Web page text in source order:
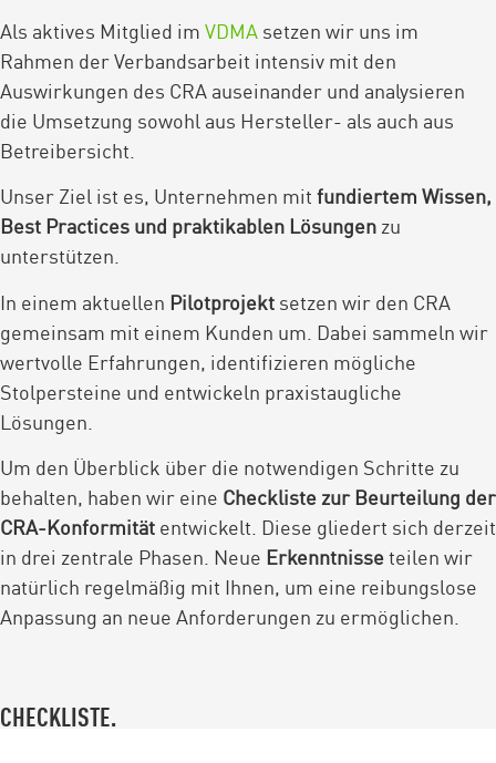
Als aktives Mitglied imVDMAsetzen wir uns im
Rahmen der Verbandsarbeit intensiv mit den
Auswirkungen des CRA auseinander und analysieren
die Umsetzung sowohl aus Hersteller- als auch aus
Betreibersicht.
Unser Ziel ist es, Unternehmen mitfundiertem Wissen,
Best Practices und praktikablen Lösungenzu
unterstützen.
In einem aktuellen Pilotprojektsetzen wir den CRA
gemeinsam mit einem Kunden um. Dabei sammeln wir
wertvolle Erfahrungen, identifizieren mögliche
Stolpersteine und entwickeln praxistaugliche
Lösungen.
Um den Überblick über die notwendigen Schritte zu
behalten, haben wir eine Checkliste zur Beurteilung der
CRA-Konformitätentwickelt. Diese gliedert sich derzeit
in drei zentrale Phasen. Neue Erkenntnisseteilen wir
natürlich regelmäßig mit Ihnen, um eine reibungslose
Anpassung an neue Anforderungen zu ermöglichen.
CHECKLISTE.